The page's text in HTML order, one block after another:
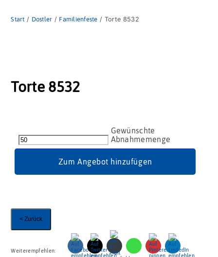
Start / Dostler / Familienfeste / Torte 8532
Torte 8532
8532
Menge
Zum Angebot hinzufügen
< Zurück
Weiterempfehlen: